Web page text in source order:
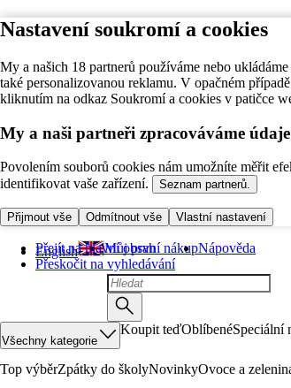
Nastavení soukromí a cookies
My a našich 18 partnerů používáme nebo
také personalizovanou reklamu. V opačném
kliknutím na odkaz Soukromí a cookies v patičce
My a naši partneři zpracováváme
Povolením souborů cookies nám umožníte měřit
identifikovat vaše zařízení.
Seznam partnerů.
Přijmout vše Odmítnout vše Vlastní nastavení
Přejít na hlavní obsah
Přeskočit na vyhledávání
English Můj první nákupNápověda
Všechny kategorie
Koupit teďOblíbenéSpeciální
Top výběrZpátky do školyNovinkyOvoce a